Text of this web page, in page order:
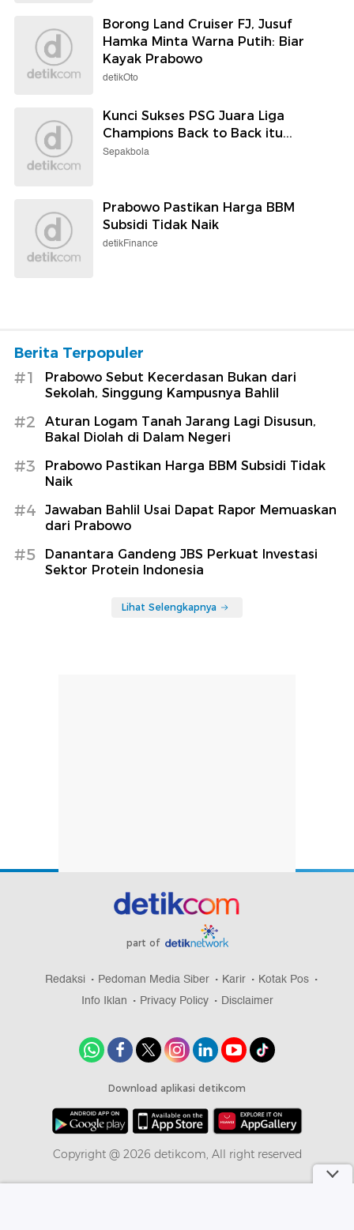
Borong Land Cruiser FJ, Jusuf
Hamka Minta Warna Putih: Biar
Kayak Prabowo
detikOto
Kunci Sukses PSG Juara Liga
Champions Back to Back itu...
Sepakbola
Prabowo Pastikan Harga BBM
Subsidi Tidak Naik
detikFinance
Berita Terpopuler
#1
Prabowo Sebut Kecerdasan Bukan dari
Sekolah, Singgung Kampusnya Bahlil
#2
Aturan Logam Tanah Jarang Lagi Disusun,
Bakal Diolah di Dalam Negeri
#3
Prabowo Pastikan Harga BBM Subsidi Tidak
Naik
#4
Jawaban Bahlil Usai Dapat Rapor Memuaskan
dari Prabowo
#5
Danantara Gandeng JBS Perkuat Investasi
Sektor Protein Indonesia
Lihat Selengkapnya
part of
Redaksi Pedoman Media Siber Karir
Kotak Pos
Info Iklan
Privacy Policy Disclaimer
Download aplikasi detikcom
Copyright @ 2026 detikcom, All right reserved